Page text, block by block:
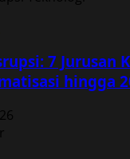
7 Jurusan
hingga